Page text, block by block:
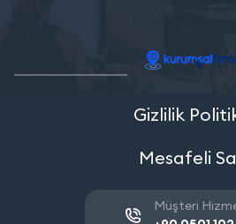
Gizlilik
Mesafeli
Müşteri